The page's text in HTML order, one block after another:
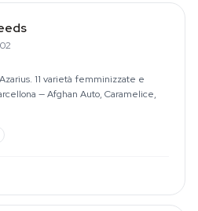
11 varietà femminizzate e
— Afghan Auto, Caramelice,